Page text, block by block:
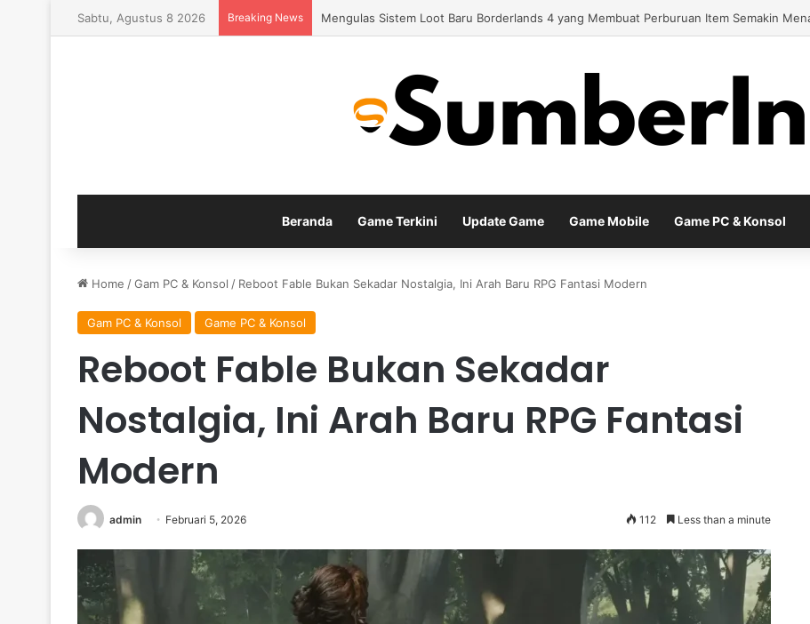
Sabtu, Agustus 8 2026 Breaking News Fitur Gameplay Baru EA Sports FC 26 Siap Mengubah Cara Bermain di Lapangan Virtual
Beranda Game Terkini Update Game Game Mobile Game PC & Konsol
Home /Gam PC & Konsol / Reboot Fable Bukan Sekadar Nostalgia, Ini Arah Baru RPG Fantasi Modern
Gam PC & Konsol Game PC & Konsol
Reboot Fable Bukan Sekadar
Nostalgia, Ini Arah Baru RPG Fantasi
Modern
admin Februari 5, 2026 112 Less than a minute